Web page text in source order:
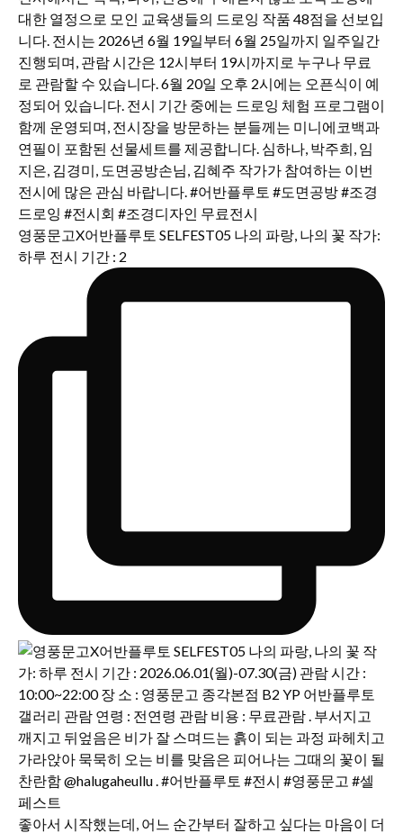
영풍문고X어반플루토 SELFEST05 나의 파랑, 나의 꽃 작가:
하루 전시 기간 : 2
좋아서 시작했는데, 어느 순간부터 잘하고 싶다는 마음이 더